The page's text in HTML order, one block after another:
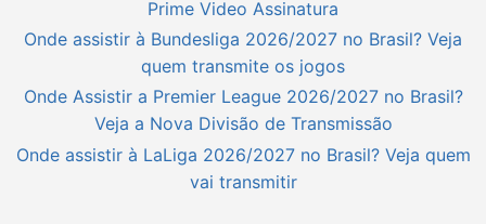
Prime Video Assinatura
Onde assistir à Bundesliga 2026/2027 no Brasil? Veja
quem transmite os jogos
Onde Assistir a Premier League 2026/2027 no Brasil?
Veja a Nova Divisão de Transmissão
Onde assistir à LaLiga 2026/2027 no Brasil? Veja quem
vai transmitir